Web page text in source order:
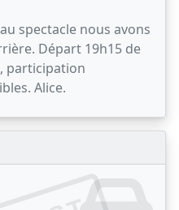
spectacle nous avons
Départ 19h15 de
participation
Alice.